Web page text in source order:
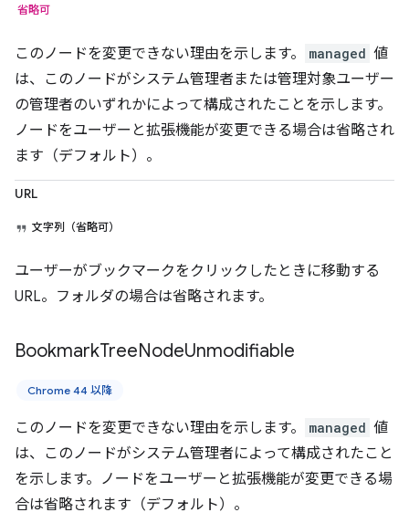
省略可
このノードを変更できない理由を示します。 managed 値
は、このノードがシステム管理者または管理対象ユーザー
の管理者のいずれかによって構成されたことを示します。
ノードをユーザーと拡張機能が変更できる場合は省略され
ます（デフォルト）。
URL
文字列（省略可）
ユーザーがブックマークをクリックしたときに移動する
URL。フォルダの場合は省略されます。
BookmarkTreeNodeUnmodifiable
Chrome 44 以降
このノードを変更できない理由を示します。 managed 値
は、このノードがシステム管理者によって構成されたこと
を示します。ノードをユーザーと拡張機能が変更できる場
合は省略されます（デフォルト）。